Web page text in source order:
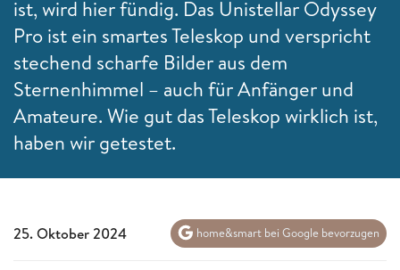
ist, wird hier fündig. Das Unistellar Odyssey
Pro ist ein smartes Teleskop und verspricht
stechend scharfe Bilder aus dem
Sternenhimmel – auch für Anfänger und
Amateure. Wie gut das Teleskop wirklich ist,
haben wir getestet.
25. Oktober 2024 home&smart bei Google bevorzugen